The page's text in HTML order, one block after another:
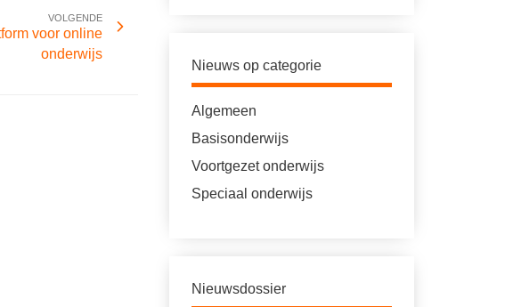
VOLGENDE
voor online
onderwijs
Nieuws op categorie
Algemeen
Basisonderwijs
Voortgezet onderwijs
Speciaal onderwijs
Nieuwsdossier